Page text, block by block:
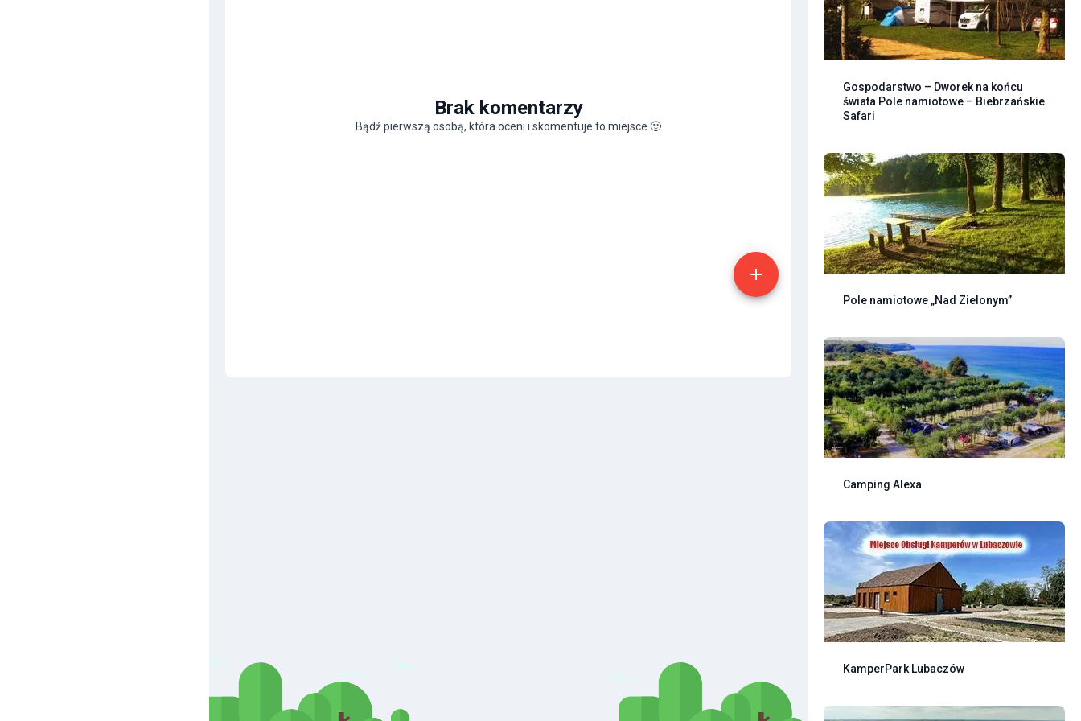
Brak komentarzy
Bądź pierwszą osobą, która oceni i skomentuje to miejsce 🙂
Gospodarstwo – Dworek na końcu
świata Pole namiotowe – Biebrzańskie
Safari
Pole namiotowe „Nad Zielonym”
Camping Alexa
KamperPark Lubaczów